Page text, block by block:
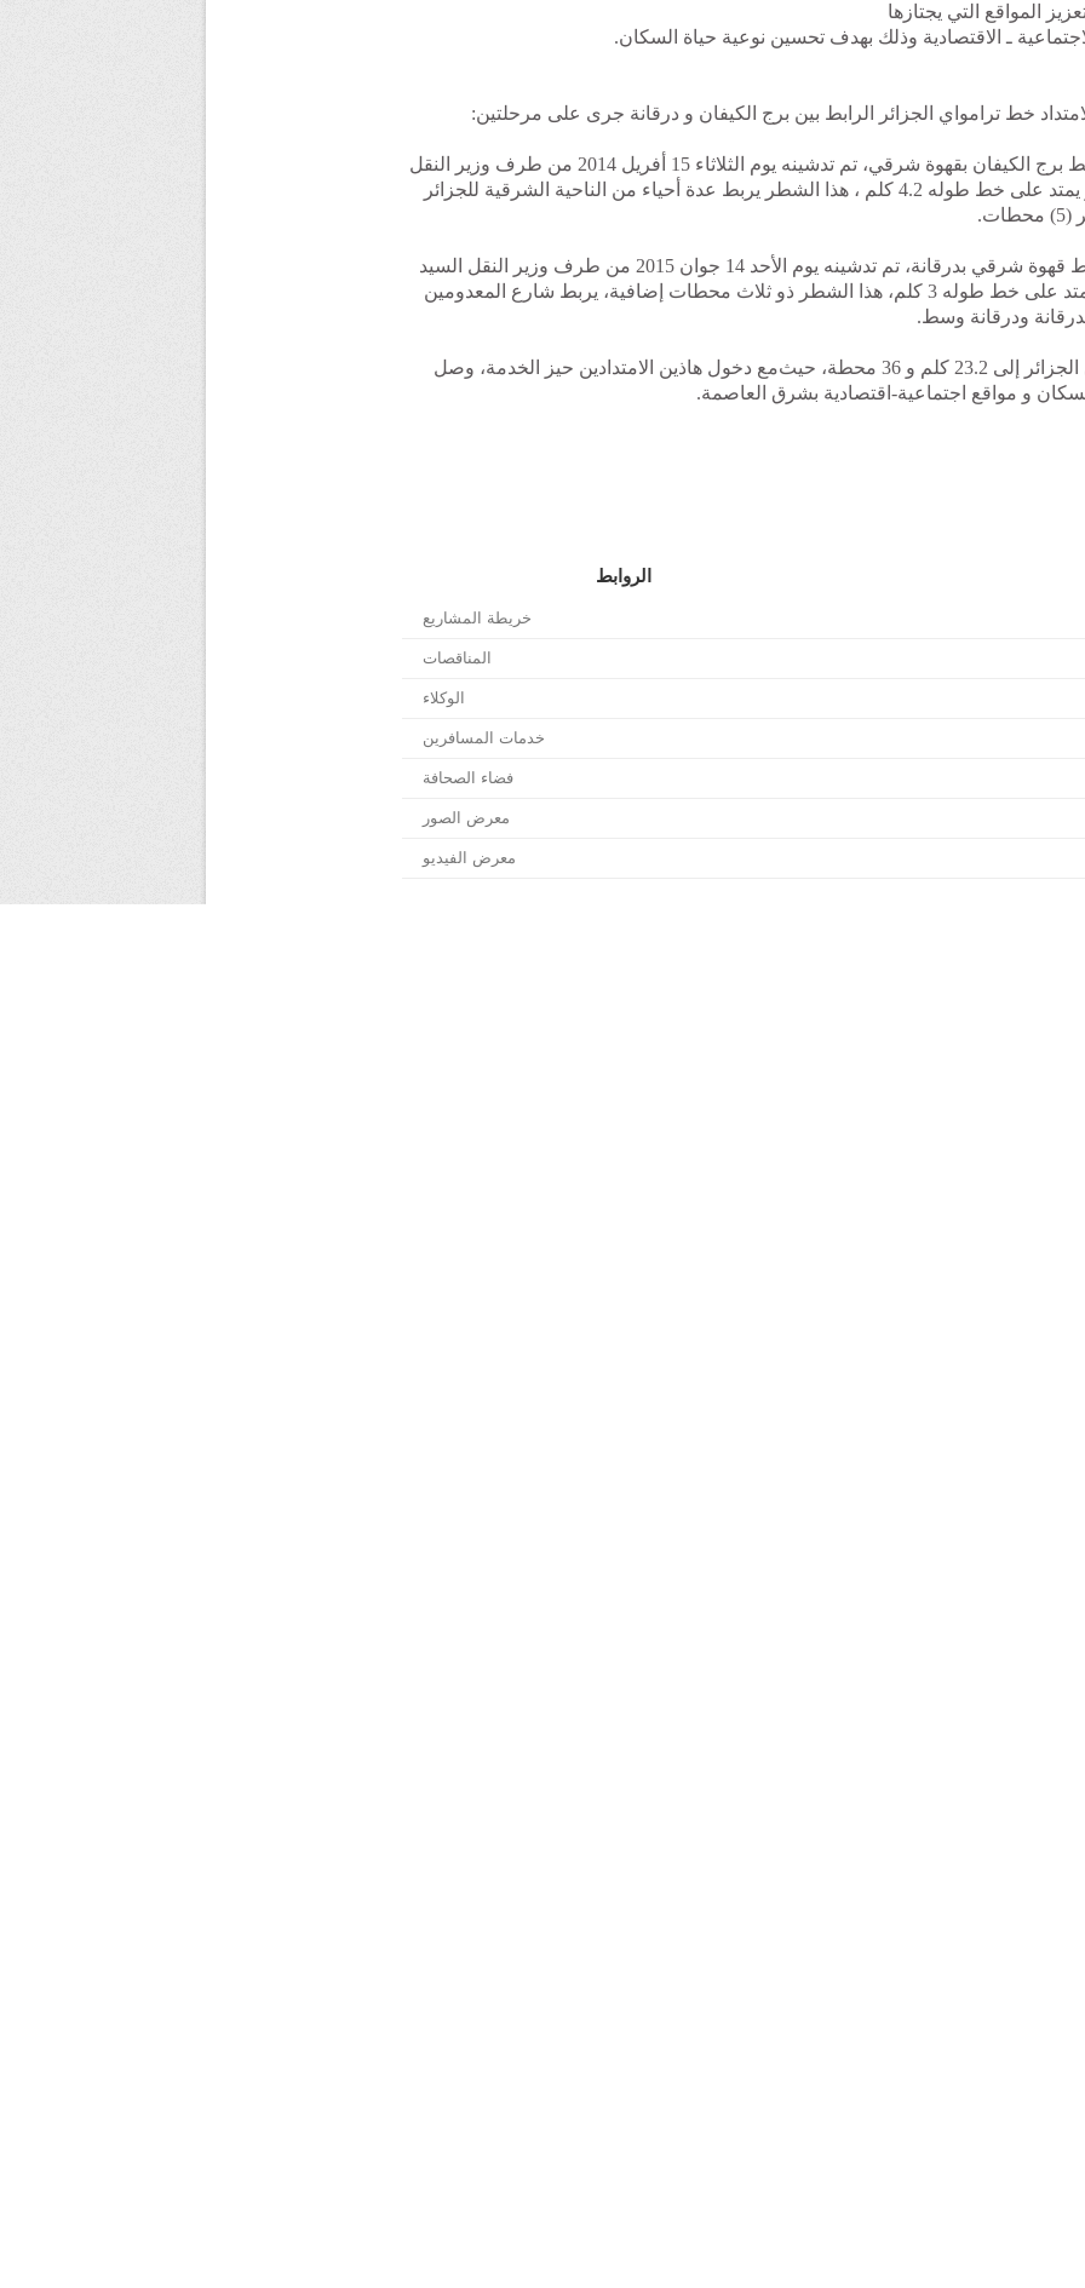
المواقع التي يجتازها
ـ الاقتصادية وذلك بهدف تحسين نوعية حياة السكان.
خط ترامواي الجزائر الرابط بين برج الكيفان و درقانة جرى على مرحلتين:
المرحلةالأولى: تربط برج الكيفان بقهوة شرقي، تم تدشينه يوم الثلاثاء 15 أفريل 2014 من طرف وزير النقل
السيد عمار غول و يمتد على خط طوله 4.2 كلم ، هذا الشطر يربط عدة أحياء من الناحية الشرقية للجزائر
المرحلةالثانية: تربط قهوة شرقي بدرقانة، تم تدشينه يوم الأحد 14 جوان 2015 من طرف وزير النقل السيد
طالاي بوجمعة و يمتد على خط طوله 3 كلم، هذا الشطر ذو ثلاث محطات إضافية، يربط شارع المعدومين
بدرقانة ودرقانة وسط.
مع دخول هاذين الامتدادين حيز الخدمة، وصلخط ترامواي الجزائر إلى 23.2 كلم و 36 محطة، حيث
و مواقع اجتماعية-اقتصادية بشرق العاصمة.
الروابط
خريطة المشاريع
المناقصات
الوكلاء
خدمات المسافرين
فضاء الصحافة
معرض الصور
معرض الفيديو